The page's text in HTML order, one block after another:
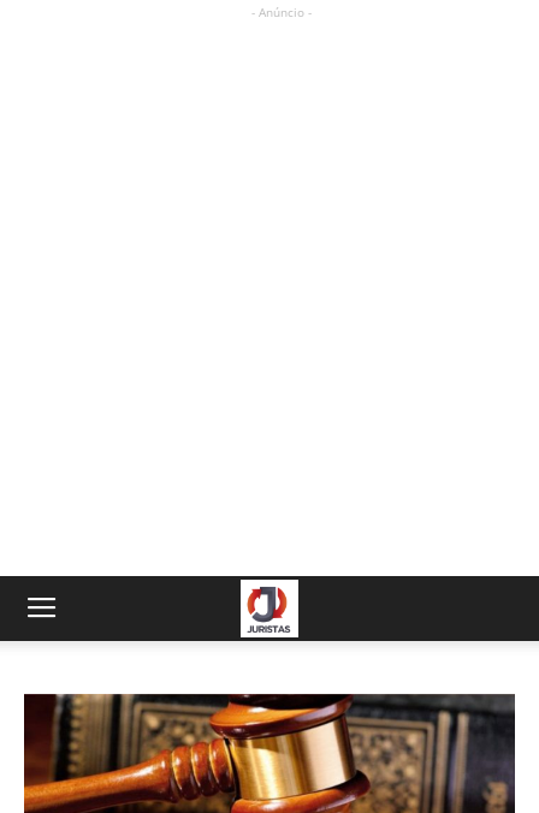
- Anúncio -